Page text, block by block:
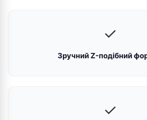
✓
Зручний Z-подібний
✓